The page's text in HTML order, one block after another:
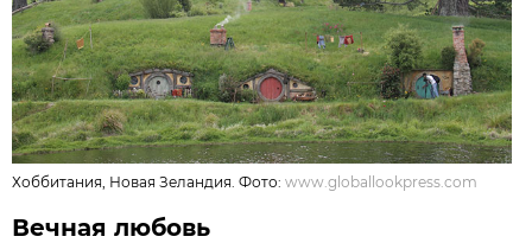
Хоббитания, Новая Зеландия. Фото:www.globallookpress.com
Вечная любовь